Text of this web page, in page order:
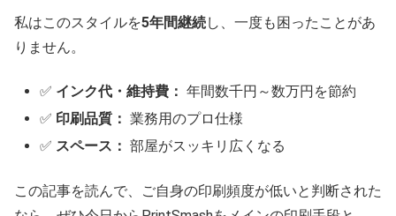
私はこのスタイルを5年間継続し、一度も困ったことがあ
りません。
✅ インク代・維持費： 年間数千円～数万円を節約
✅ 印刷品質： 業務用のプロ仕様
✅ スペース： 部屋がスッキリ広くなる
この記事を読んで、ご自身の印刷頻度が低いと判断された